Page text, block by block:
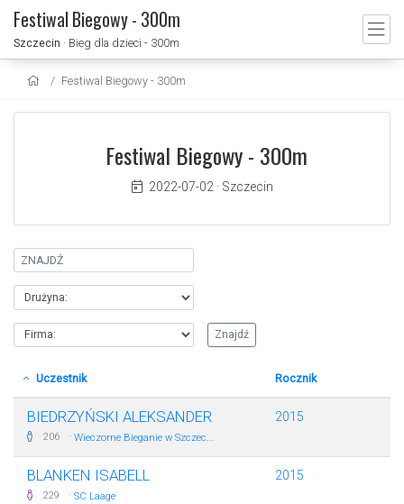
Festiwal Biegowy - 300m
Szczecin · Bieg dla dzieci - 300m
Festiwal Biegowy - 300m
Festiwal Biegowy - 300m
2022-07-02 · Szczecin
Uczestnik Rocznik
BIEDRZYŃSKI ALEKSANDER
206 · Wieczorne Bieganie w Szczec...
2015
BLANKEN ISABELL
229 · SC Laage
2015